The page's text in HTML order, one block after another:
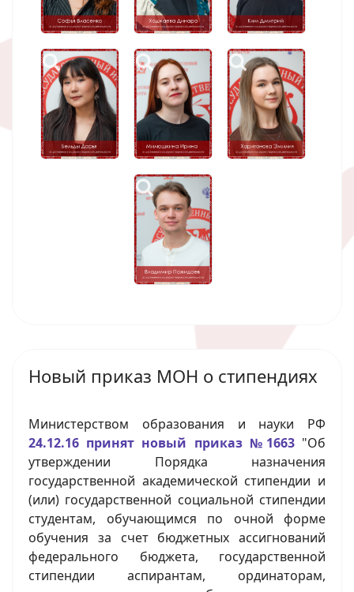
Новый приказ МОН о стипендиях
Министерством образования и науки РФ
24.12.16 принят новый приказ №1663"Об
утверждении Порядка назначения
государственной академической стипендии и
(или) государственной социальной стипендии
студентам, обучающимся по очной форме
обучения за счет бюджетных ассигнований
федерального бюджета, государственной
стипендии аспирантам, ординаторам,